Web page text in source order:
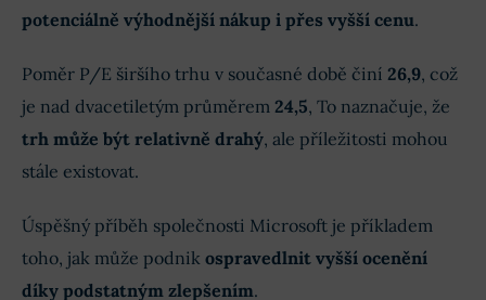
potenciálně výhodnější nákup i přes vyšší cenu.
Poměr P/E širšího trhu v současné době činí 26,9, což
je nad dvacetiletým průměrem 24,5, To naznačuje, že
trh může být relativně drahý, ale příležitosti mohou
stále existovat.
Úspěšný příběh společnosti Microsoft je příkladem
toho, jak může podnik ospravedlnit vyšší ocenění
díky podstatným zlepšením.